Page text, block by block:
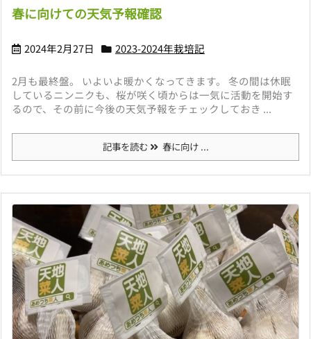
春に向けての天気予報確認
2024年2月27日 2023-2024年栽培記
2月も最終盤。 いよいよ暖かくなってきます。 冬の間は休眠
しているニンニクも、桜が咲く頃からは一気に活動を開始す
るので、その前に今後の天気予報をチェックしておき ...
記事を読む 春に向け ...